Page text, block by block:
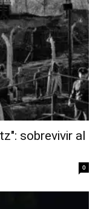
sobrevivir al
0